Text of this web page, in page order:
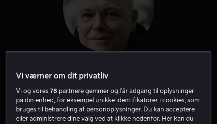
Peter Andersson
Skuespiller
Vi værner om dit privatliv
Vi og vores78 partnere gemmer og får adgang til oplysninger
på din enhed, for eksempel unikke identifikatorer i cookies, som
bruges til behandling af personoplysninger. Du kan acceptere
eller administrere dine valg ved at klikke nedenfor. Her kan du